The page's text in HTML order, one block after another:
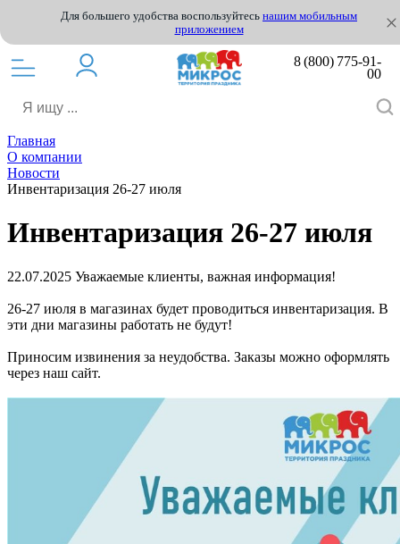
Для большего удобства воспользуйтесь нашим мобильным
приложением
8 (800) 775-91-
00
Главная
О компании
Новости
Инвентаризация 26-27 июля
Инвентаризация 26-27 июля
22.07.2025 Уважаемые клиенты, важная информация!
26-27 июля в магазинах будет проводиться инвентаризация. В
эти дни магазины работать не будут!
Приносим извинения за неудобства. Заказы можно оформлять
через наш сайт.️